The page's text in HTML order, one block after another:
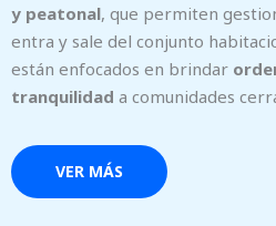
y peatonal, que permiten
entra y sale del conjunto
están enfocados en brindar
tranquilidad a comunidades
VER MÁS